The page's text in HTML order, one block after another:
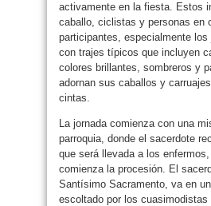
activamente en la fiesta. Estos
caballo, ciclistas y personas en
participantes, especialmente
con trajes típicos que incluyen
colores brillantes, sombreros y
adornan sus caballos y
cintas.
La jornada comienza con una
parroquia, donde el sacerdote
que será llevada a los
comienza la procesión. El
Santísimo Sacramento, va en
escoltado por los cuasimodistas